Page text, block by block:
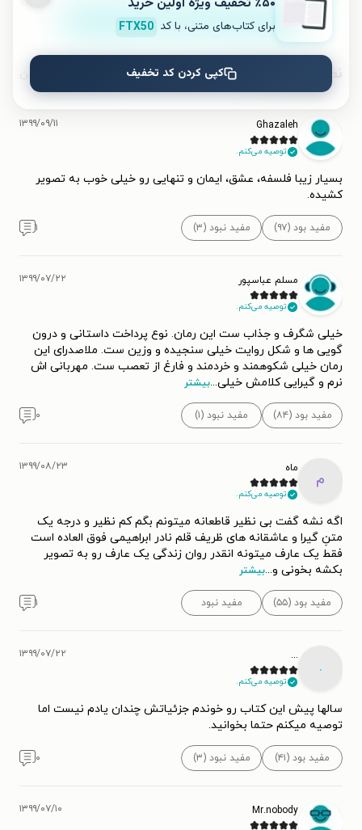
ثبت نظر
Ghazaleh
توصیه می‌کنم.
۱۳۹۹/۰۹/۱۱
بسیار زیبا فلسفه، عشق، ایمان و تنهایی رو خیلی خوب به تصویر
کشیده.
مفید بود (۹۷) مفید نبود (۳) ۱
مسلم عباسپور
توصیه می‌کنم.
۱۳۹۹/۰۷/۲۲
خیلی شگرف و جذاب ست این رمان. نوع پرداخت داستانی و درون
گویی ها و شکل روایت خیلی سنجیده و وزین ست. ملاصدرای این
رمان خیلی شکوهمند و خردمند و فارغ از تعصب ست. مهربانی اش
نرم و گیرایی کلامش خیلی...بیشتر
مفید بود (۸۴) مفید نبود (۱) ۰
م
ماه
توصیه می‌کنم.
۱۳۹۹/۰۸/۲۳
اگه نشه گفت بی نظیر قاطعانه میتونم بگم کم نظیر و درجه یک
متنِ گیرا و عاشقانه های ظریف قلم نادر ابراهیمی فوق العاده است
فقط یک عارف میتونه انقدر روان زندگی یک عارف رو به تصویر
بکشه بخونی و...بیشتر
مفید بود (۵۵) مفید نبود ۱
.
...
توصیه می‌کنم.
۱۳۹۹/۰۷/۲۲
سالها پیش این کتاب رو خوندم جزئیاتش چندان یادم نیست اما
توصیه میکنم حتما بخوانید.
مفید بود (۴۱) مفید نبود (۳) ۰
Mr.nobody ۱۳۹۹/۰۷/۱۰
برای کتاب‌های متنی، با کد FTX50
کپی کردن کد تخفیف